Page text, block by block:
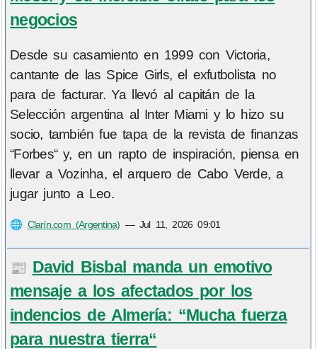
negocios
Desde su casamiento en 1999 con Victoria,
cantante de las Spice Girls, el exfutbolista no
para de facturar. Ya llevó al capitán de la
Selección argentina al Inter Miami y lo hizo su
socio, también fue tapa de la revista de finanzas
“Forbes“ y, en un rapto de inspiración, piensa en
llevar a Vozinha, el arquero de Cabo Verde, a
jugar junto a Leo.
🌐 Clarín.com (Argentina) — Jul 11, 2026 09:01
📰 David Bisbal manda un emotivo
mensaje a los afectados por los
indencios de Almería: “Mucha fuerza
para nuestra tierra“